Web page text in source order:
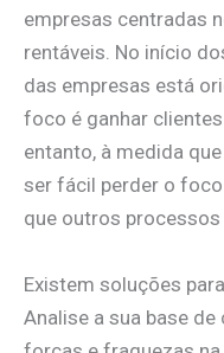
empresas centradas
rentáveis. No início
das empresas está
foco é ganhar
entanto, à medida
ser fácil perder o
que outros
Existem soluções
Analise a sua base